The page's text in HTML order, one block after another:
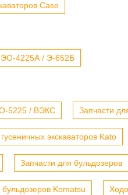
Case
ЭО-4225А / Э-652Б
5225 / ВЭКС Запчасти
экскаваторов Kato
Запчасти для бульдозеров
Komatsu